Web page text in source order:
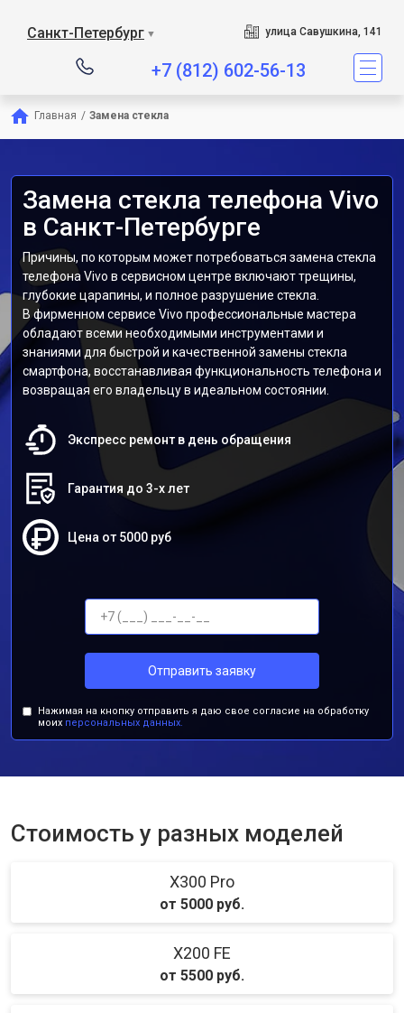
Санкт-Петербург ▼ улица Савушкина, 141
+7 (812) 602-56-13
Главная / Замена стекла
Замена стекла телефона Vivo
в Санкт-Петербурге
Причины, по которым может потребоваться замена стекла
телефона Vivo в сервисном центре включают трещины,
глубокие царапины, и полное разрушение стекла.
В фирменном сервисе Vivo профессиональные мастера
обладают всеми необходимыми инструментами и
знаниями для быстрой и качественной замены стекла
смартфона, восстанавливая функциональность телефона и
возвращая его владельцу в идеальном состоянии.
Экспресс ремонт в день обращения
Гарантия до 3-х лет
Цена от 5000 руб
Отправить заявку
Нажимая на кнопку отправить я даю свое согласие на обработку
моих персональных данных.
Стоимость у разных моделей
X300 Pro
от 5000 руб.
X200 FE
от 5500 руб.